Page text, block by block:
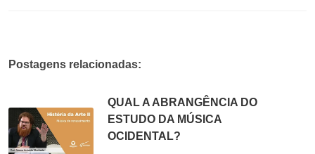
Postagens relacionadas:
QUAL A ABRANGÊNCIA DO
ESTUDO DA MÚSICA
OCIDENTAL?